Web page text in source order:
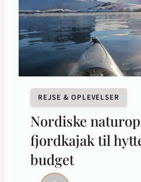
REJSE & OPLEVELSER
Nordiske
fjordkajak til
budget